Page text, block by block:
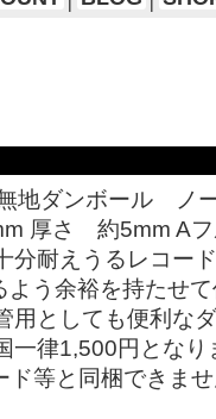
地ダンボール ノ
厚さ 約5mm A
分耐えうるレコー
う余裕を持たせて
としても便利なダ
一律1,500円とな
ド等と同梱できま